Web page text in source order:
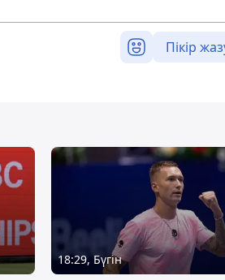
Пікір
18:29, Бүгін